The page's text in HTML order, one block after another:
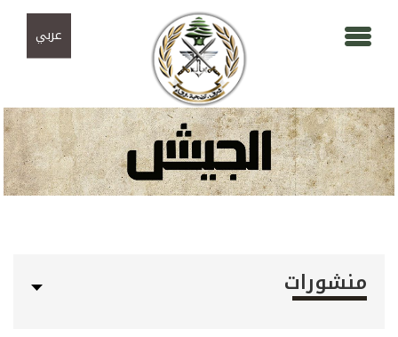
عربي
منشورات